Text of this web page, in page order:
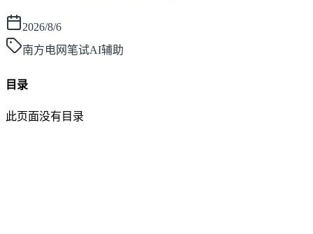
2026/8/6
南方电网笔试AI辅助
目录
此页面没有目录